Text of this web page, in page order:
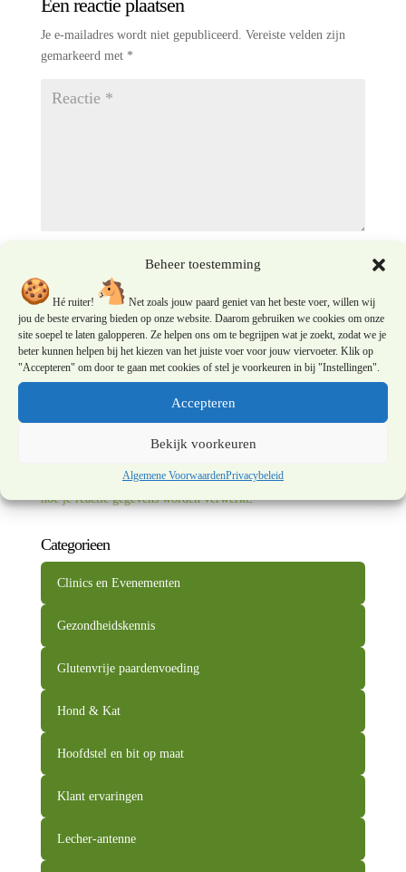
Beheer toestemming
Hé ruiter!
Net zoals jouw paard geniet van het beste voer, willen wij
jou de beste ervaring bieden op onze website. Daarom gebruiken we cookies om onze
site soepel te laten galopperen. Ze helpen ons om te begrijpen wat je zoekt, zodat we je
beter kunnen helpen bij het kiezen van het juiste voer voor jouw viervoeter. Klik op
"Accepteren" om door te gaan met cookies of stel je voorkeuren in bij "Instellingen".
Accepteren
Bekijk voorkeuren
Algemene VoorwaardenPrivacybeleid
Een reactie plaatsen
Je e-mailadres wordt niet gepubliceerd. Vereiste velden zijn
gemarkeerd met *
Deze site gebruikt Akismet om spam te verminderen.
hoe je reactie gegevens worden verwerkt.
Categorieen
Clinics en Evenementen
Gezondheidskennis
Glutenvrije paardenvoeding
Hond & Kat
Hoofdstel en bit op maat
Klant ervaringen
Lecher-antenne